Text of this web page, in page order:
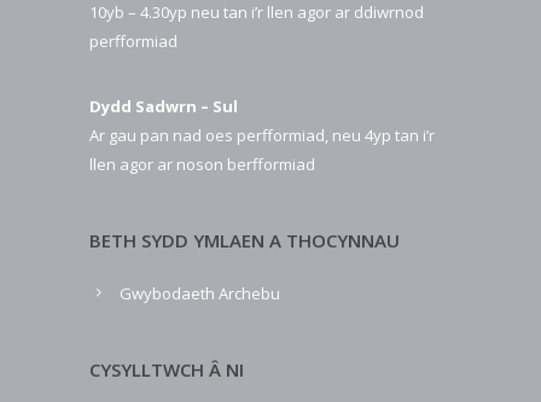
10yb – 4.30yp neu tan i’r llen agor ar ddiwrnod
perfformiad
Dydd Sadwrn – Sul
Ar gau pan nad oes perfformiad, neu 4yp tan i’r
llen agor ar noson berfformiad
BETH SYDD YMLAEN A THOCYNNAU
Gwybodaeth Archebu
CYSYLLTWCH Â NI